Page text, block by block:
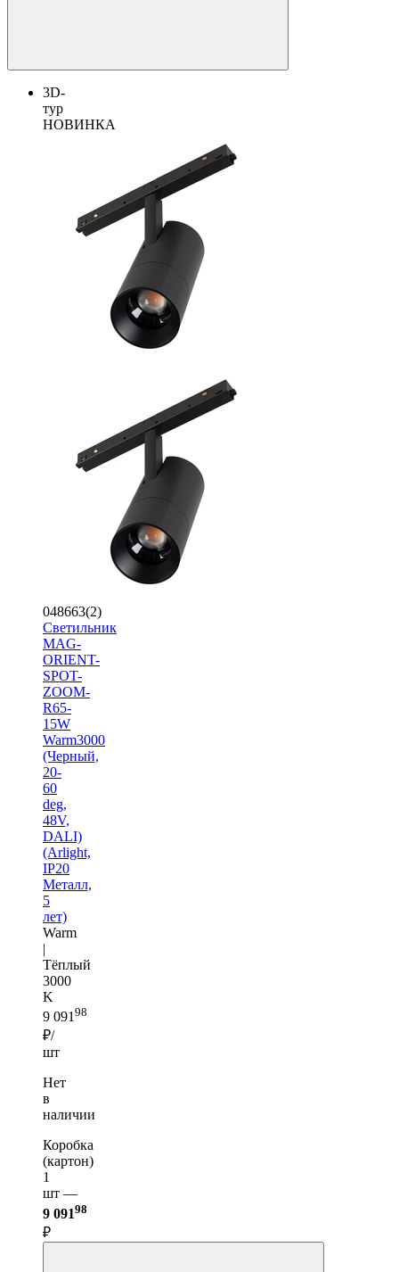
3D-
тур
НОВИНКА
048663(2)
Светильник
MAG-
ORIENT-
SPOT-
ZOOM-
R65-
15W
Warm3000
(Черный,
20-
60
deg,
48V,
DALI)
(Arlight,
IP20
Металл,
5
лет)
Warm
|
Тёплый
3000
K
9 091 98
₽/
шт
Нет
в
наличии
Коробка
(картон)
1
шт —
9 09198
₽